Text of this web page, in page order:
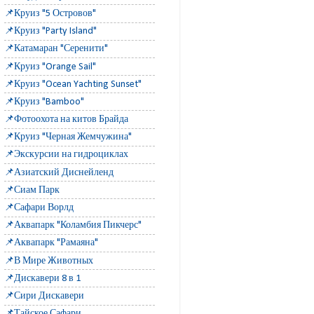
📌Круиз "5 Островов"
📌Круиз "Party Island"
📌Катамаран "Серенити"
📌Круиз "Orange Sail"
📌Круиз "Ocean Yachting Sunset"
📌Круиз "Bamboo"
📌Фотоохота на китов Брайда
📌Круиз "Черная Жемчужина"
📌Экскурсии на гидроциклах
📌Азиатский Диснейленд
📌Сиам Парк
📌Сафари Ворлд
📌Аквапарк "Коламбия Пикчерс"
📌Аквапарк "Рамаяна"
📌В Мире Животных
📌Дискавери 8 в 1
📌Сири Дискавери